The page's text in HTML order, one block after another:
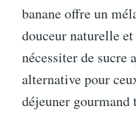
banane offre un
douceur naturelle et
nécessiter de sucre
alternative pour
déjeuner